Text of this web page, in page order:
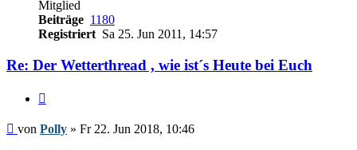
Mitglied
Beiträge 1180
Registriert Sa 25. Jun 2011, 14:57
Re: Der Wetterthread , wie ist´s Heute bei Euch
Beitrag
von Polly » Fr 22. Jun 2018, 10:46